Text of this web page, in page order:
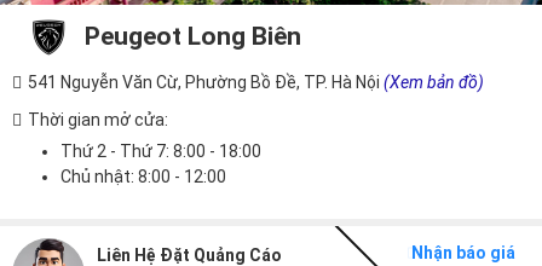
Peugeot Long Biên
541 Nguyễn Văn Cừ, Phường Bồ Đề, TP. Hà Nội (Xem bản đồ)
Thời gian mở cửa:
Thứ 2 - Thứ 7: 8:00 - 18:00
Chủ nhật: 8:00 - 12:00
Liên Hệ Đặt Quảng Cáo Nhận báo giá